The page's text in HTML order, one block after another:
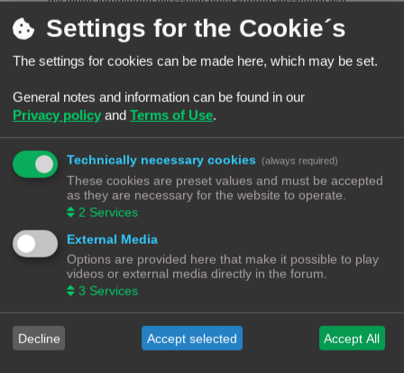
Het voorstellen wordt dus vanuit het Forumteam wel
gestimuleerd maar niet verplicht. Echter, het is niet toegestaan
zich voor te stellen. Berichten die suggereren dat iemand zich
overtreden van deze regel kan een (tijdelijke) ban het gevolg
zijn.#
De zoekfunctie
Voordat je een vraag stelt: Het wordt aangeraden om het forum
te raadplegen via de zoekfunctie. Veel vragen zijn al vaker
gesteld op dit forum. De kans is groot dat je via de zoekfunctie
een antwoord vindt. Het laat ook zien dat je zelf ook actie
onderneemt en niet alleen maar een vraag stelt en gaat zitten
afwachten wie je het correcte antwoord geeft.
Een vraag stellen
Vragen stellen is 1 van de meeste gebruikte acties op een
forum. Echter is het bij een hobby als 3Dprinten ook van
belang dat de vragensteller naast het duidelijk formuleren van
zijn/haar vraag, ook aangeeft wat hij/zij zelf al heeft gedaan,
heeft opgezocht of heeft geconstateerd. Het wordt erg
gewaardeerd als je zelf meedenkt.#
Foto's en plaatjes
Settings for the Cookie´s
The settings for cookies can be made here, which may be set.
General notes and information can be found in our
Privacy policy and Terms of Use.
Technically necessary cookies (always required)
These cookies are preset values and must be accepted
as they are necessary for the website to operate.
2 Services
External Media
Options are provided here that make it possible to play
videos or external media directly in the forum.
3 Services
Decline Accept selected Accept All